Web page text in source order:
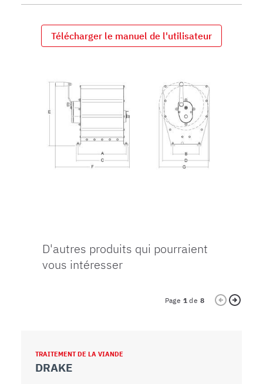
Télécharger le manuel de l'utilisateur
D'autres produits qui pourraient
vous intéresser
Page 1 de 8
TRAITEMENT DE LA VIANDE
DRAKE